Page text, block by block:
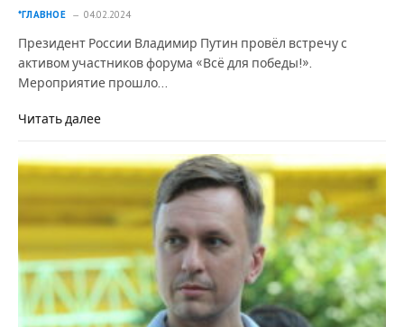
*ГЛАВНОЕ 04.02.2024
Президент России Владимир Путин провёл встречу с
активом участников форума «Всё для победы!».
Мероприятие прошло…
Читать далее